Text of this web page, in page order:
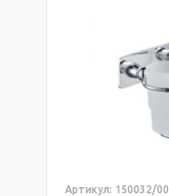
Артикул: 150032/00